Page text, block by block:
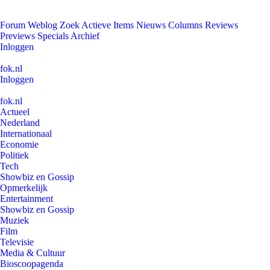
Forum Weblog Zoek Actieve Items Nieuws Columns Reviews
Previews Specials Archief
Inloggen
fok.nl
Inloggen
fok.nl
Actueel
Nederland
Internationaal
Economie
Politiek
Tech
Showbiz en Gossip
Opmerkelijk
Entertainment
Showbiz en Gossip
Muziek
Film
Televisie
Media & Cultuur
Bioscoopagenda